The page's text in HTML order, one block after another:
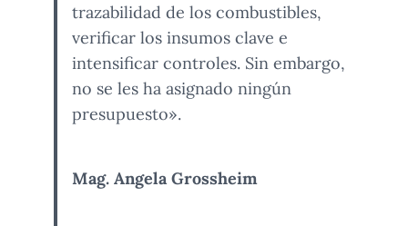
trazabilidad de los combustibles,
verificar los insumos clave e
intensificar controles. Sin embargo,
no se les ha asignado ningún
presupuesto».
Mag. Angela Grossheim